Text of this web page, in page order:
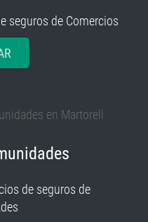
seguros de Comercios
de seguros de